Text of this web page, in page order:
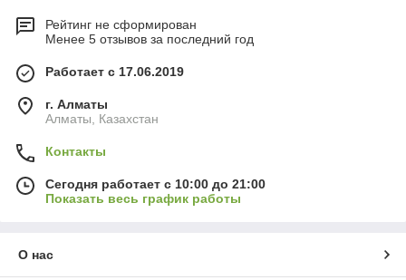
Рейтинг не сформирован
Менее 5 отзывов за последний год
Работает с 17.06.2019
г. Алматы
Алматы, Казахстан
Контакты
Сегодня работает с 10:00 до 21:00
Показать весь график работы
О нас